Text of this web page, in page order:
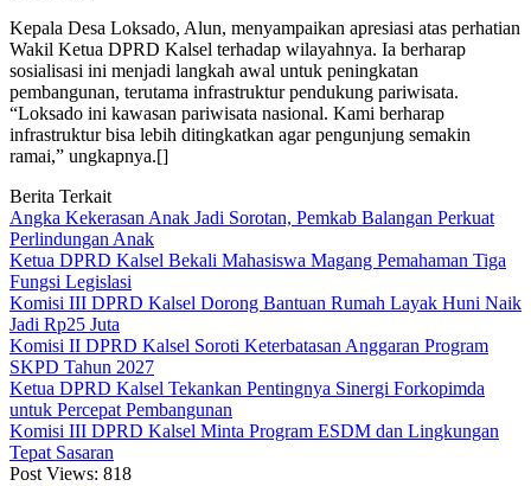
Kepala Desa Loksado, Alun, menyampaikan apresiasi atas perhatian
Wakil Ketua DPRD Kalsel terhadap wilayahnya. Ia berharap
sosialisasi ini menjadi langkah awal untuk peningkatan
pembangunan, terutama infrastruktur pendukung pariwisata.
“Loksado ini kawasan pariwisata nasional. Kami berharap
infrastruktur bisa lebih ditingkatkan agar pengunjung semakin
ramai,” ungkapnya.[]
Berita Terkait
Angka Kekerasan Anak Jadi Sorotan, Pemkab Balangan Perkuat
Perlindungan Anak
Ketua DPRD Kalsel Bekali Mahasiswa Magang Pemahaman Tiga
Fungsi Legislasi
Komisi III DPRD Kalsel Dorong Bantuan Rumah Layak Huni Naik
Jadi Rp25 Juta
Komisi II DPRD Kalsel Soroti Keterbatasan Anggaran Program
SKPD Tahun 2027
Ketua DPRD Kalsel Tekankan Pentingnya Sinergi Forkopimda
untuk Percepat Pembangunan
Komisi III DPRD Kalsel Minta Program ESDM dan Lingkungan
Tepat Sasaran
Post Views: 818